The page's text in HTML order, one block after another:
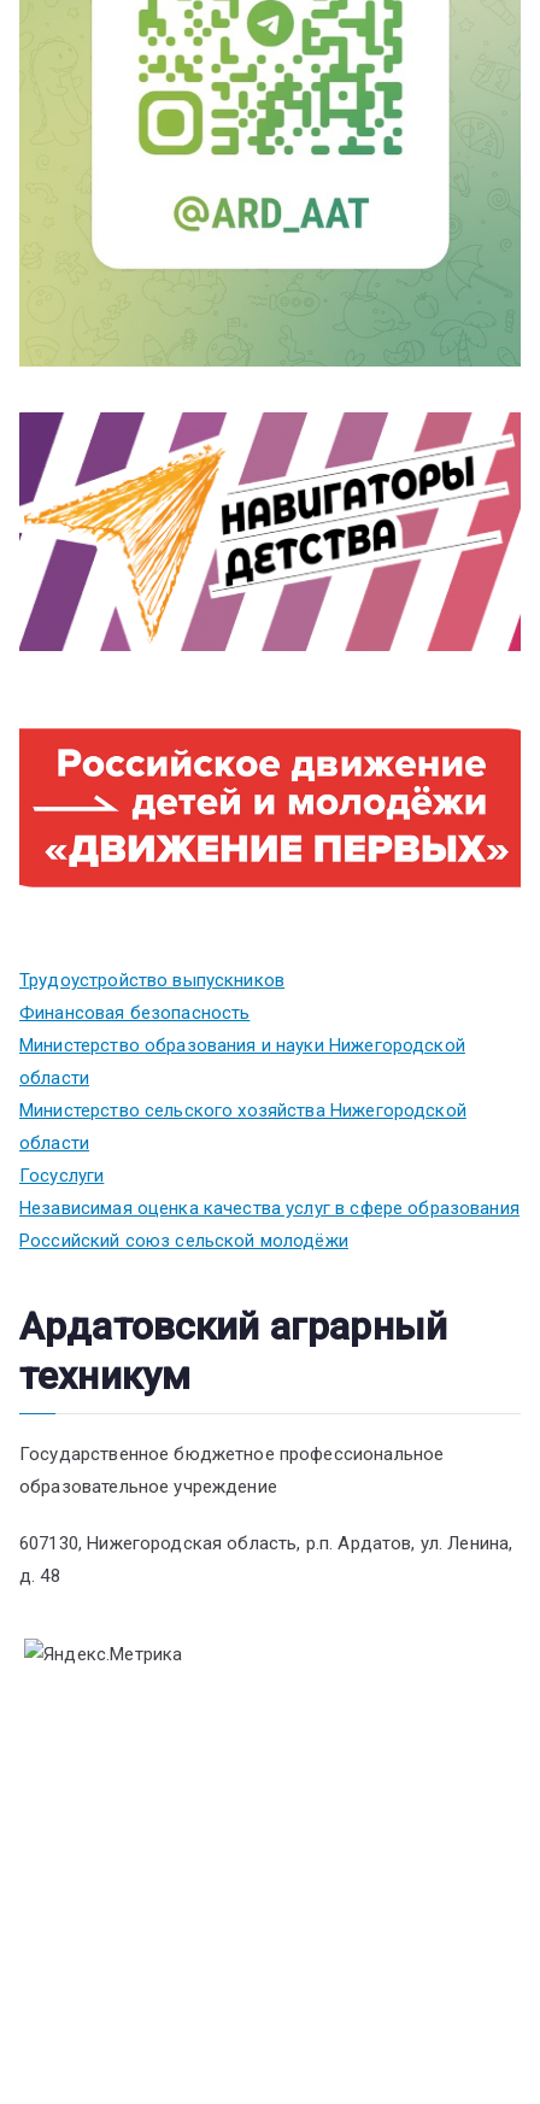
Трудоустройство выпускников
Финансовая безопасность
Министерство образования и науки Нижегородской
области
Министерство сельского хозяйства Нижегородской
области
Госуслуги
Независимая оценка качества услуг в сфере образования
Российский союз сельской молодёжи
Ардатовский аграрный
техникум
Государственное бюджетное профессиональное
образовательное учреждение
607130, Нижегородская область, р.п. Ардатов, ул. Ленина,
д. 48